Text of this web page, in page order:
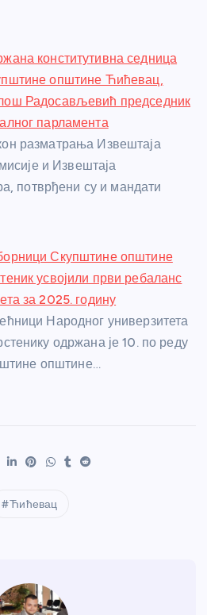
конститутивна седница
општине Ћићевац,
Радосављевић председник
парламента
разматрања Извештаја
и Извештаја
потврђени су и мандати
Скупштине општине
усвојили први ребаланс
за 2025. годину
Народног универзитета
одржана је 10. по реду
општине…
Ћићевац